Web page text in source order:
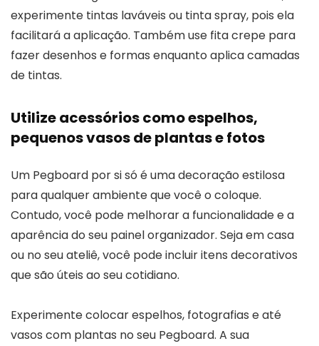
experimente tintas laváveis ou tinta spray, pois ela
facilitará a aplicação. Também use fita crepe para
fazer desenhos e formas enquanto aplica camadas
de tintas.
Utilize acessórios como espelhos,
pequenos vasos de plantas e fotos
Um Pegboard por si só é uma decoração estilosa
para qualquer ambiente que você o coloque.
Contudo, você pode melhorar a funcionalidade e a
aparência do seu painel organizador. Seja em casa
ou no seu ateliê, você pode incluir itens decorativos
que são úteis ao seu cotidiano.
Experimente colocar espelhos, fotografias e até
vasos com plantas no seu Pegboard. A sua